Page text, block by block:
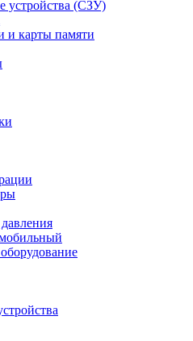
устройства (СЗУ)
и карты памяти